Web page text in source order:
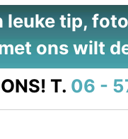
leuke tip,
ons wilt
T. 06 -